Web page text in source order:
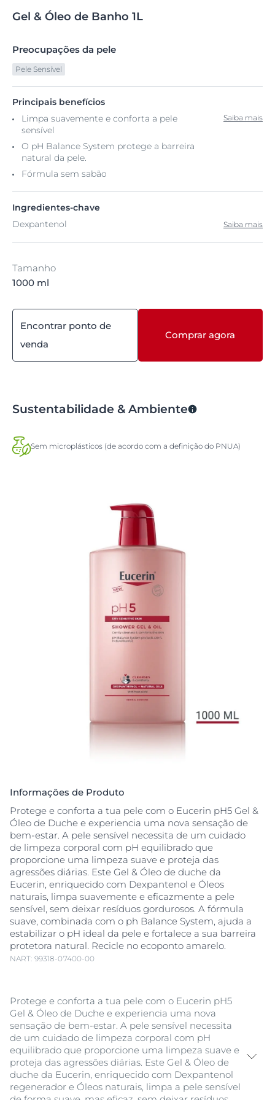
Gel & Óleo de Banho 1L
Preocupações da pele
Pele Sensível
Principais benefícios
Limpa suavemente e conforta a pele
sensível
O pH Balance System protege a barreira
natural da pele.
Fórmula sem sabão
Saiba mais
Ingredientes-chave
Dexpantenol
Saiba mais
Tamanho
1000 ml
Encontrar ponto de
venda
Comprar agora
Sustentabilidade & Ambiente
Sem microplásticos (de acordo com a definição do PNUA)
Informações de Produto
Protege e conforta a tua pele com o Eucerin pH5 Gel &
Óleo de Duche e experiencia uma nova sensação de
bem-estar. A pele sensível necessita de um cuidado
de limpeza corporal com pH equilibrado que
proporcione uma limpeza suave e proteja das
agressões diárias. Este Gel & Óleo de duche da
Eucerin, enriquecido com Dexpantenol e Óleos
naturais, limpa suavemente e eficazmente a pele
sensível, sem deixar resíduos gordurosos. A fórmula
suave, combinada com o ph Balance System, ajuda a
estabilizar o pH ideal da pele e fortalece a sua barreira
protetora natural. Recicle no ecoponto amarelo.
NART: 99318-07400-00
Protege e conforta a tua pele com o Eucerin pH5
Gel & Óleo de Duche e experiencia uma nova
sensação de bem-estar. A pele sensível necessita
de um cuidado de limpeza corporal com pH
equilibrado que proporcione uma limpeza suave e
proteja das agressões diárias. Este Gel & Óleo de
duche da Eucerin, enriquecido com Dexpantenol
regenerador e Óleos naturais, limpa a pele sensível